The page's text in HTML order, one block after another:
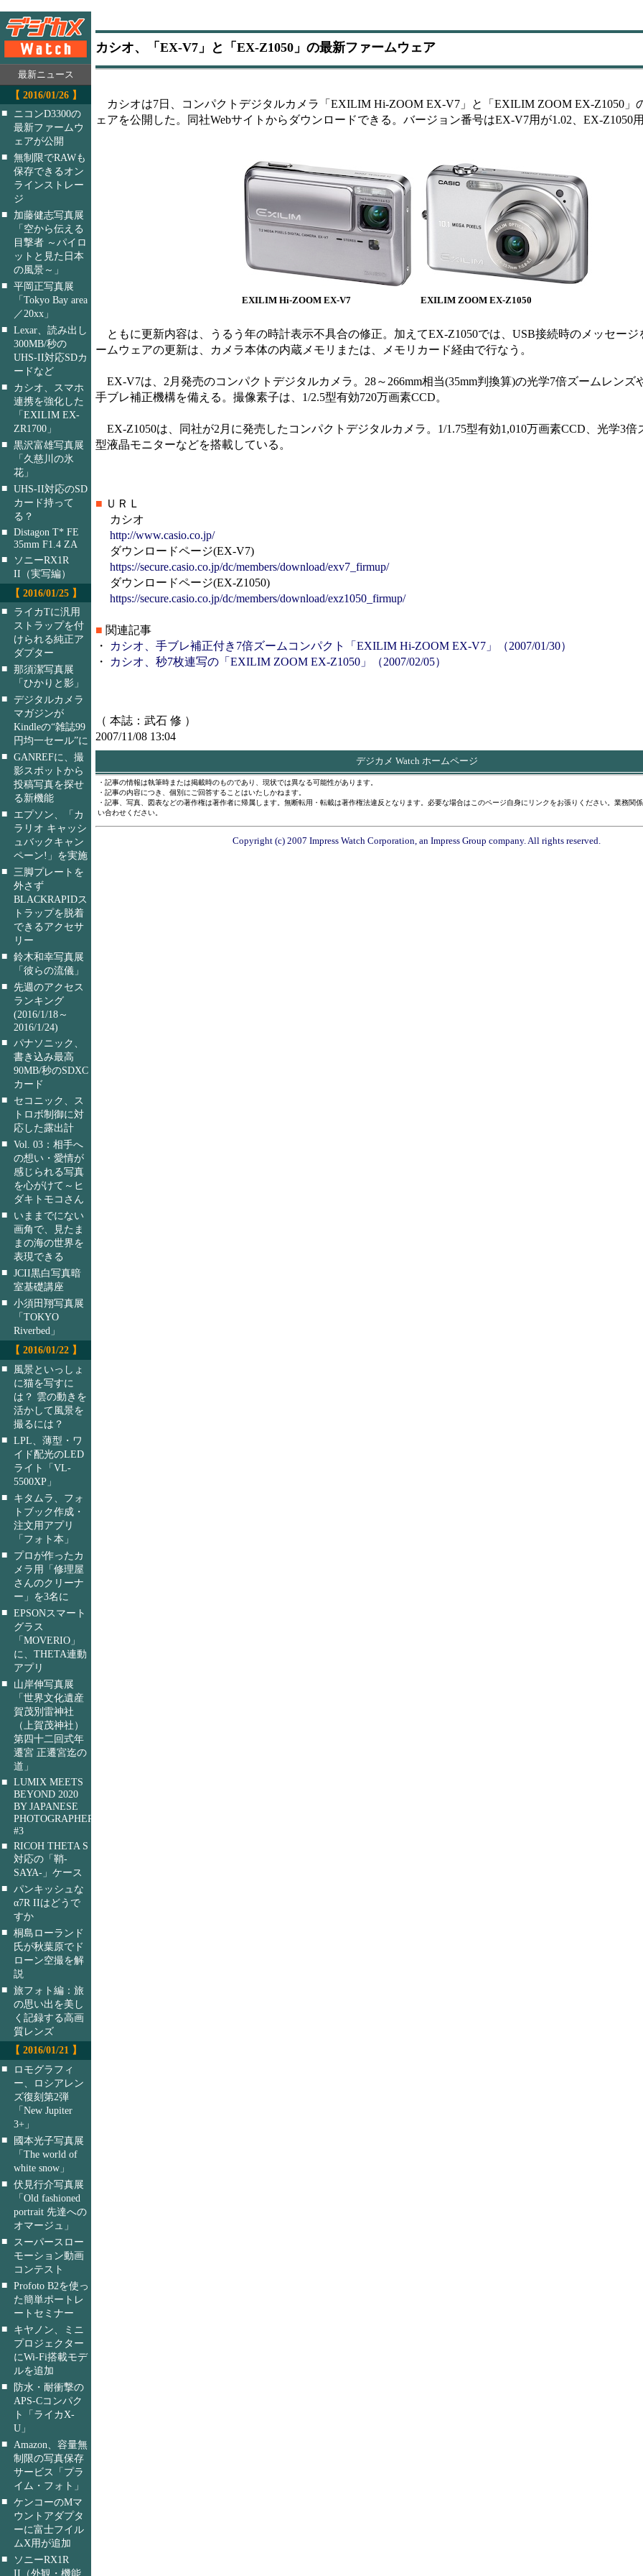
最新ニュース
【 2016/01/26 】
■
ニコンD3300の
最新ファームウ
ェアが公開
■ 無制限でRAWも
保存できるオン
ラインストレー
ジ
■
加藤健志写真展
「空から伝える
目撃者 ～パイロ
ットと見た日本
の風景～」
■ 平岡正写真展
「Tokyo Bay area
／20xx」
■ Lexar、読み出し
300MB/秒の
UHS-II対応SDカ
ードなど
■
カシオ、スマホ
連携を強化した
「EXILIM EX-
ZR1700」
■ 黒沢富雄写真展
「久慈川の氷
花」
■ UHS-II対応のSD
カード持って
る？
■ Distagon T* FE
35mm F1.4 ZA
■
ソニーRX1R
II（実写編）
【 2016/01/25 】
■
ライカTに汎用
ストラップを付
けられる純正ア
ダプター
■ 那須潔写真展
「ひかりと影」
■ デジタルカメラ
マガジンが
Kindleの“雑誌99
円均一セール”に
■ GANREFに、撮
影スポットから
投稿写真を探せ
る新機能
■
エプソン、「カ
ラリオ キャッシ
ュバックキャン
ペーン!」を実施
■ 三脚プレートを
外さず
BLACKRAPIDス
トラップを脱着
できるアクセサ
リー
■ 鈴木和幸写真展
「彼らの流儀」
■ 先週のアクセス
ランキング
(2016/1/18～
2016/1/24)
■ パナソニック、
書き込み最高
90MB/秒のSDXC
カード
■
セコニック、ス
トロボ制御に対
応した露出計
■ Vol. 03：相手へ
の想い・愛情が
感じられる写真
を心がけて～ヒ
ダキトモコさん
■
いままでにない
画角で、見たま
まの海の世界を
表現できる
■ JCII黒白写真暗
室基礎講座
■ 小須田翔写真展
「TOKYO
Riverbed」
【 2016/01/22 】
■
風景といっしょ
に猫を写すに
は？ 雲の動きを
活かして風景を
撮るには？
■ LPL、薄型・ワ
イド配光のLED
ライト「VL-
5500XP」
■
キタムラ、フォ
トブック作成・
注文用アプリ
「フォト本」
■
プロが作ったカ
メラ用「修理屋
さんのクリーナ
ー」を3名に
■ EPSONスマート
グラス
「MOVERIO」
に、THETA連動
アプリ
■
山岸伸写真展
「世界文化遺産
賀茂別雷神社
（上賀茂神社）
第四十二回式年
遷宮 正遷宮迄の
道」
■ LUMIX MEETS
BEYOND 2020
BY JAPANESE
PHOTOGRAPHERS
#3
■ RICOH THETA S
対応の「鞘-
SAYA-」ケース
■ パンキッシュな
α7R IIはどうで
すか
■ 桐島ローランド
氏が秋葉原でド
ローン空撮を解
説
■ 旅フォト編：旅
の思い出を美し
く記録する高画
質レンズ
【 2016/01/21 】
■
ロモグラフィ
ー、ロシアレン
ズ復刻第2弾
「New Jupiter
3+」
■
國本光子写真展
「The world of
white snow」
■ 伏見行介写真展
「Old fashioned
portrait 先達への
オマージュ」
■
スーパースロー
モーション動画
コンテスト
■ Profoto B2を使っ
た簡単ポートレ
ートセミナー
■
キヤノン、ミニ
プロジェクター
にWi-Fi搭載モデ
ルを追加
■
防水・耐衝撃の
APS-Cコンパク
ト「ライカX-
U」
■
Amazon、容量無
制限の写真保存
サービス「プラ
イム・フォト」
■ ケンコーのMマ
ウントアダプタ
ーに富士フイル
ムX用が追加
■
ソニーRX1R
II（外観・機能
カシオ、「EX-V7」と「EX-Z1050」の最新ファームウェア
カシオは7日、コンパクトデジタルカメラ「EXILIM Hi-ZOOM EX-V7」と「EXILIM ZOOM EX-Z1050」
ェアを公開した。同社Webサイトからダウンロードできる。バージョン番号はEX-V7用が1.02、EX-Z1050用
EXILIM Hi-ZOOM EX-V7 EXILIM ZOOM EX-Z1050
ともに更新内容は、うるう年の時計表示不具合の修正。加えてEX-Z1050では、USB接続時のメッセージ
ームウェアの更新は、カメラ本体の内蔵メモリまたは、メモリカード経由で行なう。
EX-V7は、2月発売のコンパクトデジタルカメラ。28～266mm相当(35mm判換算)の光学7倍ズームレンズ
手ブレ補正機構を備える。撮像素子は、1/2.5型有効720万画素CCD。
EX-Z1050は、同社が2月に発売したコンパクトデジタルカメラ。1/1.75型有効1,010万画素CCD、光学3倍
型液晶モニターなどを搭載している。
■ ＵＲＬ
カシオ
http://www.casio.co.jp/
ダウンロードページ(EX-V7)
https://secure.casio.co.jp/dc/members/download/exv7_firmup/
ダウンロードページ(EX-Z1050)
https://secure.casio.co.jp/dc/members/download/exz1050_firmup/
■ 関連記事
・
カシオ、手ブレ補正付き7倍ズームコンパクト「EXILIM Hi-ZOOM EX-V7」（2007/01/30）
・
カシオ、秒7枚連写の「EXILIM ZOOM EX-Z1050」（2007/02/05）
（ 本誌：武石 修 ）
2007/11/08 13:04
デジカメ Watch ホームページ
・記事の情報は執筆時または掲載時のものであり、現状では異なる可能性があります。
・記事の内容につき、個別にご回答することはいたしかねます。
・記事、写真、図表などの著作権は著作者に帰属します。無断転用・転載は著作権法違反となります。必要な場合はこのページ自身にリンクをお張りください。業務関
い合わせください。
Copyright (c) 2007 Impress Watch Corporation, an Impress Group company. All rights reserved.